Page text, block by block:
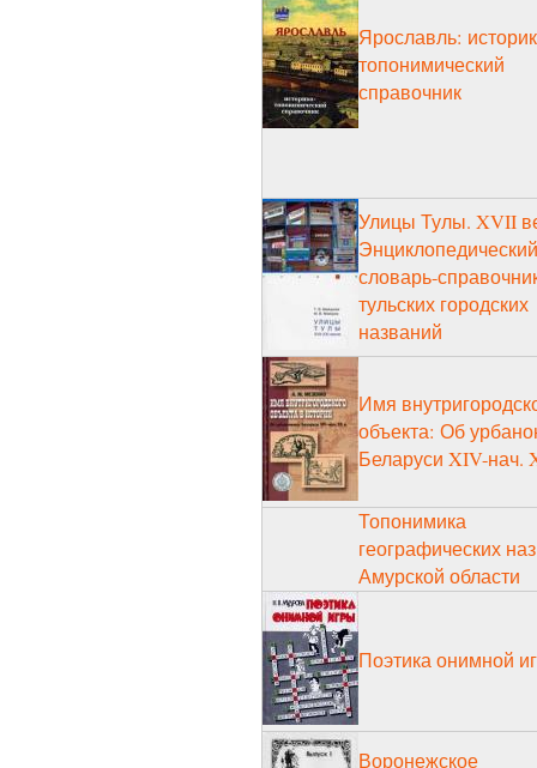
Ярославль:
топонимический
справочник
Улицы Тулы. XVII
Энциклопедический
словарь-
тульских городских
названий
Имя
объекта: Об
Беларуси XIV-нач.
Топонимика
географических
Амурской области
Поэтика онимной
Воронежское